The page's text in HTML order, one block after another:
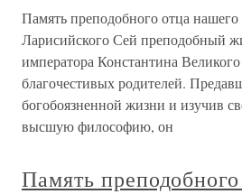
Память преподобного отца
Ларисийского Сей преподобный
императора Константина
благочестивых родителей.
богобоязненной жизни и изучив
высшую философию, он
Память